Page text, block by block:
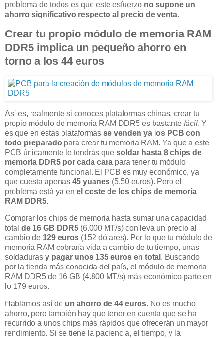
problema de todos es que este esfuerzo no supone un
ahorro significativo respecto al precio de venta.
Crear tu propio módulo de memoria RAM
DDR5 implica un pequeño ahorro en
torno a los 44 euros
Así es, realmente si conoces plataformas chinas, crear tu
propio módulo de memoria RAM DDR5 es bastante fácil. Y
es que en estas plataformas se venden ya los PCB con
todo preparado para crear tu memoria RAM. Ya que a este
PCB únicamente le tendrás que soldar hasta 8 chips de
memoria DDR5 por cada cara para tener tu módulo
completamente funcional. El PCB es muy económico, ya
que cuesta apenas 45 yuanes (5,50 euros). Pero el
problema está ya en el coste de los chips de memoria
RAM DDR5.
Comprar los chips de memoria hasta sumar una capacidad
total de 16 GB DDR5 (6.000 MT/s) conlleva un precio al
cambio de 129 euros (152 dólares). Por lo que tu módulo de
memoria RAM cobraría vida a cambio de tu tiempo, unas
soldaduras y pagar unos 135 euros en total . Buscando
por la tienda más conocida del país, el módulo de memoria
RAM DDR5 de 16 GB (4.800 MT/s) más económico parte en
lo 179 euros.
Hablamos así de un ahorro de 44 euros. No es mucho
ahorro, pero también hay que tener en cuenta que se ha
recurrido a unos chips más rápidos que ofrecerán un mayor
rendimiento. Si se tiene la paciencia, el tiempo, y la